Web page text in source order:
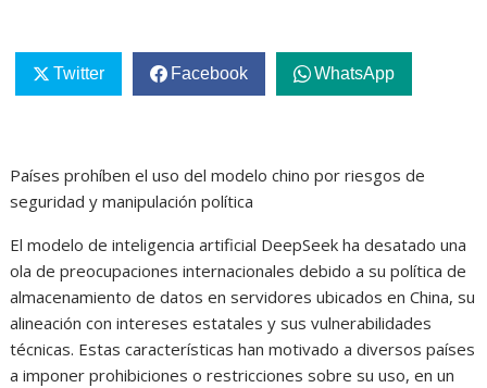
Twitter Facebook WhatsApp
Países prohíben el uso del modelo chino por riesgos de
seguridad y manipulación política
El modelo de inteligencia artificial DeepSeek ha desatado una
ola de preocupaciones internacionales debido a su política de
almacenamiento de datos en servidores ubicados en China, su
alineación con intereses estatales y sus vulnerabilidades
técnicas. Estas características han motivado a diversos países
a imponer prohibiciones o restricciones sobre su uso, en un